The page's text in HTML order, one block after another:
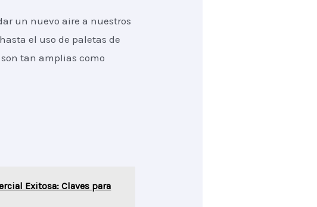
un nuevo aire a nuestros
el uso de paletas de
tan amplias como
Exitosa: Claves para